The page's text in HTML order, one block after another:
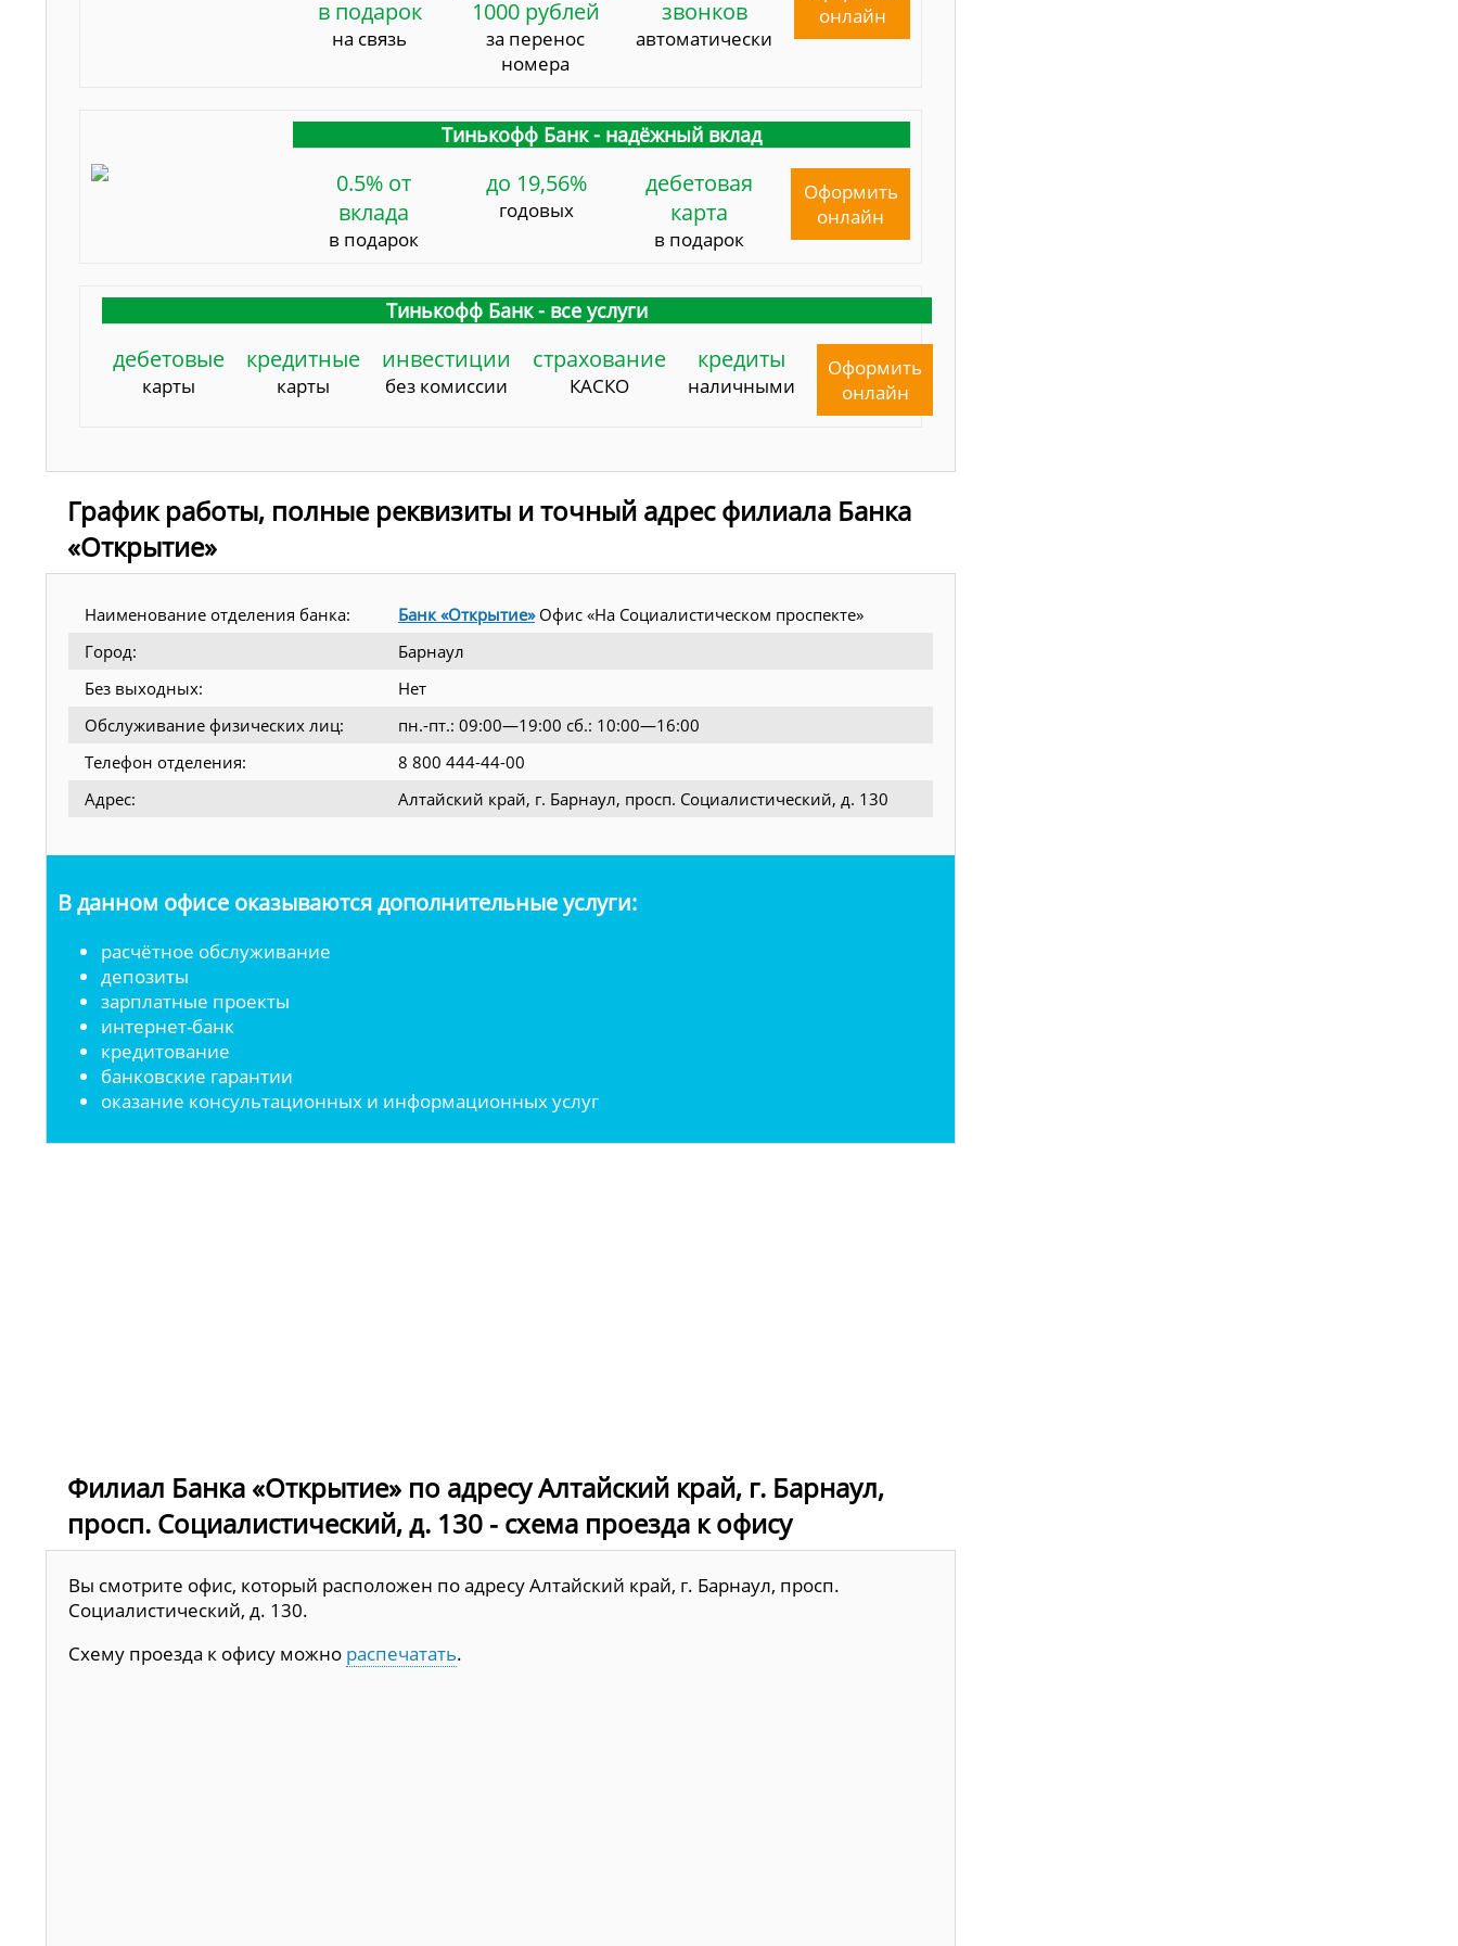
в подарок
на связь
1000 рублей
за перенос
номера
звонков
автоматически
онлайн
Тинькофф Банк - надёжный вклад
0.5% от
вклада
в подарок
до 19,56%
годовых
дебетовая
карта
в подарок
Оформить
онлайн
Тинькофф Банк - все услуги
дебетовые
карты
кредитные
карты
инвестиции
без комиссии
страхование
КАСКО
кредиты
наличными
Оформить
онлайн
График работы, полные реквизиты и точный адрес филиала Банка
«Открытие»
Наименование отделения банка: Банк «Открытие»Офис «На Социалистическом проспекте»
Город:
Барнаул
Без выходных:
Нет
Обслуживание физических лиц:
пн.-пт.: 09:00—19:00 сб.: 10:00—16:00
Телефон отделения:
8 800 444-44-00
Адрес:
Алтайский край, г. Барнаул, просп. Социалистический, д. 130
В данном офисе оказываются дополнительные услуги:
расчётное обслуживание
депозиты
зарплатные проекты
интернет-банк
кредитование
банковские гарантии
оказание консультационных и информационных услуг
Филиал Банка «Открытие» по адресу Алтайский край, г. Барнаул,
просп. Социалистический, д. 130 - схема проезда к офису
Вы смотрите офис, который расположен по адресу Алтайский край, г. Барнаул, просп.
Социалистический, д. 130.
Схему проезда к офису можно распечатать.